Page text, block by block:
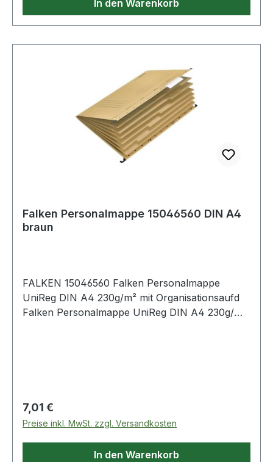
In den Warenkorb
Falken Personalmappe 15046560 DIN A4
braun
FALKEN 15046560 Falken Personalmappe
UniReg DIN A4 230g/m² mit Organisationsaufd
Falken Personalmappe UniReg DIN A4 230g/m²
Regulärer Preis:
7,01 €
Preise inkl. MwSt. zzgl. Versandkosten
In den Warenkorb